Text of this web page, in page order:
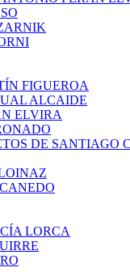
FIGUEROA
ALCAIDE
ELVIRA
DE SANTIAGO
LORCA